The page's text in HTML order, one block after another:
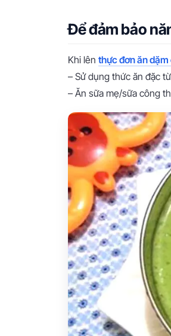
Để đảm bảo
Khi lên thực đơn ăn
– Sử dụng thức ăn đặc
– Ăn sữa mẹ/sữa công